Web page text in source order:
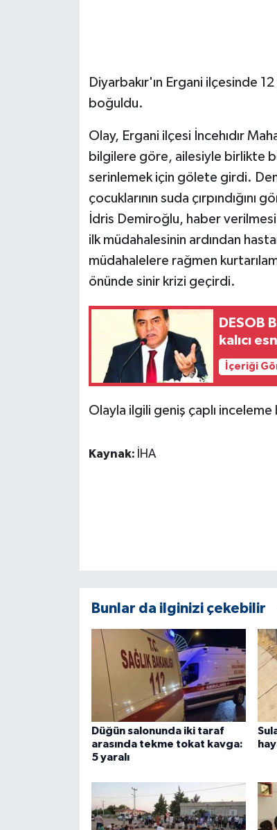
Diyarbakır'ın Ergani ilçesinde
boğuldu.
Olay, Ergani ilçesi İncehıdır
bilgilere göre, ailesiyle birlikte
serinlemek için gölete girdi.
çocuklarının suda çırpındığını
İdris Demiroğlu, haber
ilk müdahalesinin ardından
müdahalelere rağmen
önünde sinir krizi geçirdi.
DESOB
kalıcı
İçeriği
Olayla ilgili geniş çaplı inceleme
Kaynak: İHA
Bunlar da ilginizi çekebilir
Düğün salonunda iki taraf
arasında tekme tokat kavga:
5 yaralı
HABERDE İNSAN
İş Dünyası
Jandarma
Otomobil
ÜLKE GÜNDEMİ
Yerel Haberler